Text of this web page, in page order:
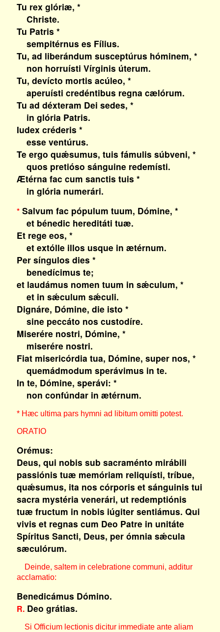
Tu rex glóriæ, *
Christe.
Tu Patris *
sempitérnus es Fílius.
Tu, ad liberándum susceptúrus hóminem, *
non horruísti Vírginis úterum.
Tu, devícto mortis acúleo, *
aperuísti credéntibus regna cælórum.
Tu ad déxteram Dei sedes, *
in glória Patris.
Iudex créderis *
esse ventúrus.
Te ergo quǽsumus, tuis fámulis súbveni, *
quos pretióso sánguine redemísti.
Ætérna fac cum sanctis tuis *
in glória numerári.
*Salvum fac pópulum tuum, Dómine, *
et bénedic hereditáti tuæ.
Et rege eos, *
et extólle illos usque in ætérnum.
Per síngulos dies *
benedícimus te;
et laudámus nomen tuum in sǽculum, *
et in sǽculum sǽculi.
Dignáre, Dómine, die isto *
sine peccáto nos custodíre.
Miserére nostri, Dómine, *
miserére nostri.
Fiat misericórdia tua, Dómine, super nos, *
quemádmodum sperávimus in te.
In te, Dómine, sperávi: *
non confúndar in ætérnum.
* Hæc ultima pars hymni ad libitum omitti potest.
ORATIO
Orémus:
Deus, qui nobis sub sacraménto mirábili
passiónis tuæ memóriam reliquísti, tríbue,
quǽsumus, ita nos córporis et sánguinis tui
sacra mystéria venerári, ut redemptiónis
tuæ fructum in nobis iúgiter sentiámus. Qui
vivis et regnas cum Deo Patre in unitáte
Spíritus Sancti, Deus, per ómnia sǽcula
sæculórum.
Deinde, saltem in celebratione communi, additur
acclamatio:
Benedicámus Dómino.
R.Deo grátias.
Si Officium lectionis dicitur immediate ante aliam